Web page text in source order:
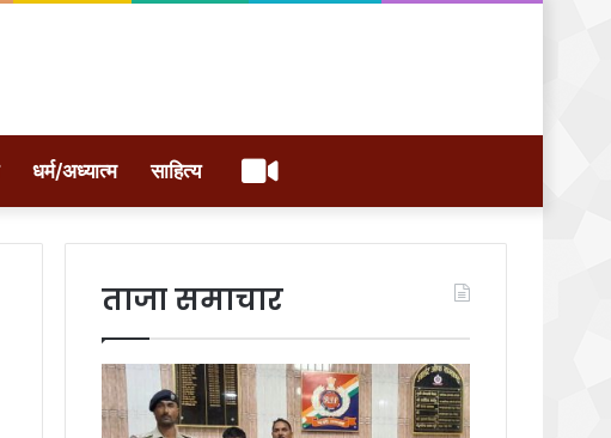
धर्म/अध्यात्म साहित्य वीडियो
ताजा समाचार